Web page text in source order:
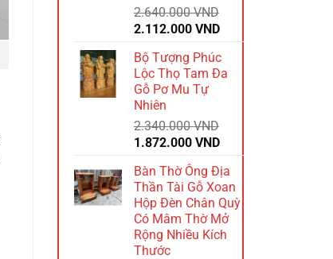
2.640.000VND
Giá
là:
2.640.000 VND.
2.112.000 VNDGiá
hiện
tại
là:
Bộ Tượng Phúc
Lộc Thọ Tam Đa
Gỗ Pơ Mu Tự
Nhiên
2.340.000VND
Giá
là:
2.340.000 VND.
1.872.000 VNDGiá
hiện
tại
là:
1.872.000 VND.
Bàn Thờ Ông Địa
Thần Tài Gỗ Xoan
Hộp Đèn Chân Quỳ
Có Mâm Thờ Mở
Rộng Nhiều Kích
Thước